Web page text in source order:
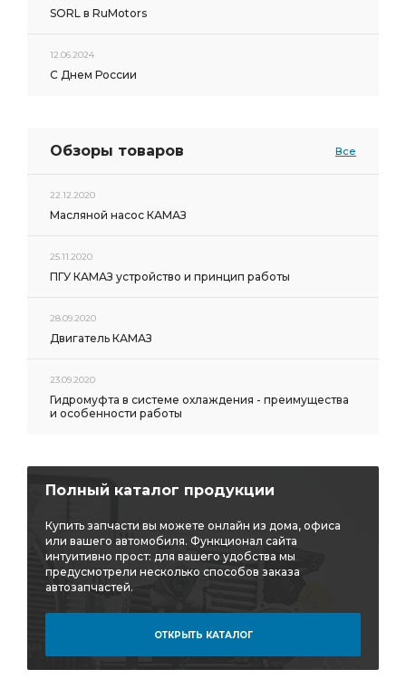
SORL в RuMotors
12.06.2024
С Днем России
Обзоры товаров Все
22.12.2020
Масляной насос КАМАЗ
25.11.2020
ПГУ КАМАЗ устройство и принцип работы
28.09.2020
Двигатель КАМАЗ
23.09.2020
Гидромуфта в системе охлаждения - преимущества
и особенности работы
Полный каталог продукции
Купить запчасти вы можете онлайн из дома, офиса
или вашего автомобиля. Функционал сайта
интуитивно прост: для вашего удобства мы
предусмотрели несколько способов заказа
автозапчастей.
ОТКРЫТЬ КАТАЛОГ